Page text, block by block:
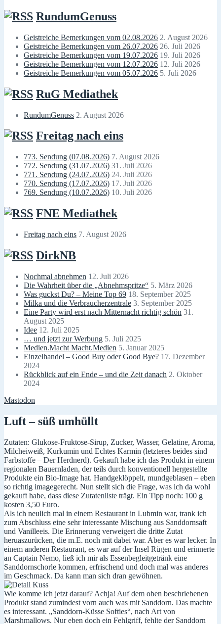
RundumGenuss
Geistreiche Bemerkungen vom 02.08.2026 2. August 2026
Geistreiche Bemerkungen vom 26.07.2026 26. Juli 2026
Geistreiche Bemerkungen vom 19.07.2026 19. Juli 2026
Geistreiche Bemerkungen vom 12.07.2026 12. Juli 2026
Geistreiche Bemerkungen vom 05.07.2026 5. Juli 2026
RuG Mediathek
RundumGenuss 2. August 2026
Freitag nach eins
773. Sendung (07.08.2026) 7. August 2026
772. Sendung (31.07.2026) 31. Juli 2026
771. Sendung (24.07.2026) 24. Juli 2026
770. Sendung (17.07.2026) 17. Juli 2026
769. Sendung (10.07.2026) 10. Juli 2026
FNE Mediathek
Freitag nach eins 7. August 2026
DirkNB
Nochmal abnehmen 12. Juli 2026
Die Wahrheit über die „Abnehmspritze“ 5. März 2026
Was guckst Du? – Meine Top 69 18. September 2025
Milka und die Verbraucherzentrale 3. September 2025
Eine Party wird erst nach Mitternacht richtig schön 31.
August 2025
Idee 12. Juli 2025
… und jetzt zur Werbung 5. Juli 2025
Medien.Macht Macht.Medien 5. Januar 2025
Einzelhandel – Good Buy oder Good Bye? 17. Dezember
2024
Rückblick auf ein Ende – und die Zeit danach 2. Oktober
2024
Mastodon
Luft – süß umhüllt
Zutaten: Glukose-Fruktose-Sirup, Zucker, Wasser, Gelatine, Aroma,
Milcheiweiß, Kurkumin und Echtes Karmin (letzteres beides sind
Farbstoffe – Der Herdnerd). Gekauft habe ich das Produkt in einem
regionalen Bauernladen, der teils durch konventionell hergestellte
Produkte ein Bio-Image hat. Handgeklöppelt, mundgeblasen – eben
so richtig imagegerecht. Nun stellt sich die Frage, was ich da wohl
gekauft habe, dass diese Zutatenliste trägt. Ein Tipp noch: 100 g
kosten 3,50 Euro.
Als ich neulich mal in einem Restaurant in Lubmin war, trank ich
zum Abschluss eine sehr interessante Mischung aus Sanddornsaft
und Vanilleeis. Die Erinnerung verweigert die dritte Zutat
heruaszurücken, die m.E. noch mit dabei war. Aber es war lecker. In
einem anderen Restaurant, es war auf der Insel Rügen und erinnerte
an Captain Nemo, ließ ich mir als Essenbegleitgetränk eine
Sanddornschorle kommen, erfrischend und doch mal was anderes
im Geschmack. Da kann man sich dran gewöhnen.
Wie komme ich jetzt darauf? Achja! Auf dem oben beschriebenen
Produkt stand zumindest vorn auch was mit Sanddorn. Das machte
es interessant. „Sanddorn-Küsse Softies“, nach Art von
Marshmallows. Nur eben doch ein Fehlgriff, fehlte der Sanddorn